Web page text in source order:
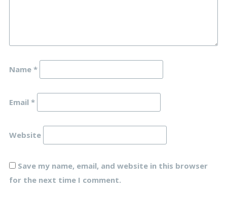
Name *
Email *
Website
Save my name, email, and website in this browser
for the next time I comment.